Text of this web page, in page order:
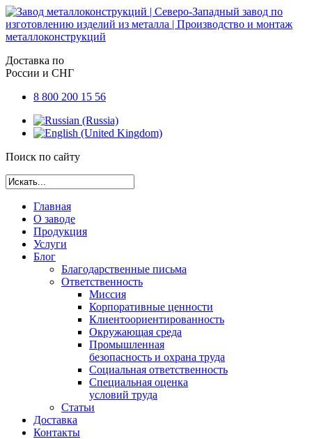
Доставка по
России и СНГ
8 800 200 15 56
Поиск по сайту
Главная
О заводе
Продукция
Услуги
Блог
Благодарственные письма
Ответственность
Миссия
Корпоративные ценности
Клиентоориентированность
Окружающая среда
Промышленная
безопасность и охрана труда
Социальная ответственность
Специальная оценка
условий труда
Статьи
Доставка
Контакты